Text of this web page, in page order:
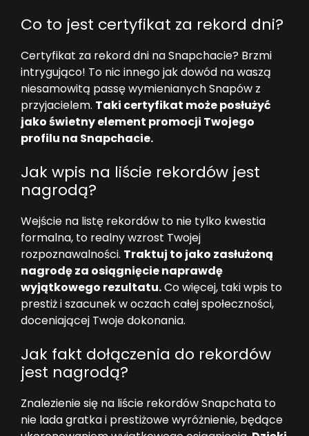
Co to jest certyfikat za rekord dni?
Certyfikat za rekord dni na Snapchacie? Brzmi
intrygująco! To nic innego jak dowód na waszą
niesamowitą passę wymienianych Snapów z
przyjacielem. Taki certyfikat może posłużyć
jako świetny element promocji Twojego
profilu na Snapchacie.
Jak wpis na liście rekordów jest
nagrodą?
Wejście na listę rekordów to nie tylko kwestia
formalna, to realny wzrost Twojej
rozpoznawalności. Traktuj to jako zasłużoną
nagrodę za osiągnięcie naprawdę
wyjątkowego rezultatu.Co więcej, taki wpis to
prestiż i szacunek w oczach całej społeczności,
doceniającej Twoje dokonania.
Jak fakt dołączenia do rekordów
jest nagrodą?
Znalezienie się na liście rekordów Snapchata to
nie lada gratka i prestiżowe wyróżnienie, będące